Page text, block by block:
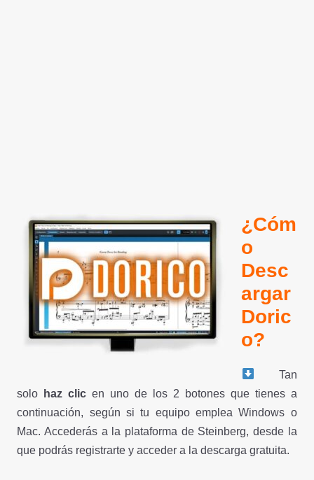
¿Cóm
o
Desc
argar
Doric
o?
Tan
solo
haz clic en uno de los 2 botones que tienes a
continuación, según si tu equipo emplea Windows o
Mac. Accederás a la plataforma de Steinberg, desde la
que podrás registrarte y acceder a la descarga gratuita.